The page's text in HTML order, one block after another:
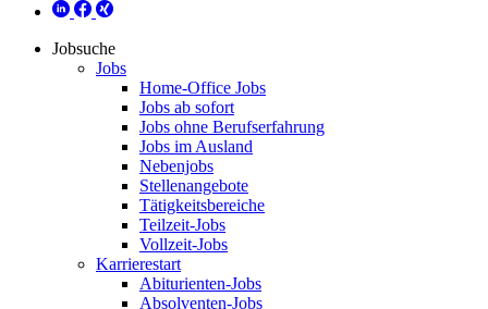
Jobsuche
Jobs
Home-Office Jobs
Jobs ab sofort
Jobs ohne Berufserfahrung
Jobs im Ausland
Nebenjobs
Stellenangebote
Tätigkeitsbereiche
Teilzeit-Jobs
Vollzeit-Jobs
Karrierestart
Abiturienten-Jobs
Absolventen-Jobs